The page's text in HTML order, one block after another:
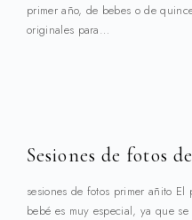
primer año, de bebes o de
originales para…
Sesiones de fotos
sesiones de fotos primer añito El
bebé es muy especial, ya que